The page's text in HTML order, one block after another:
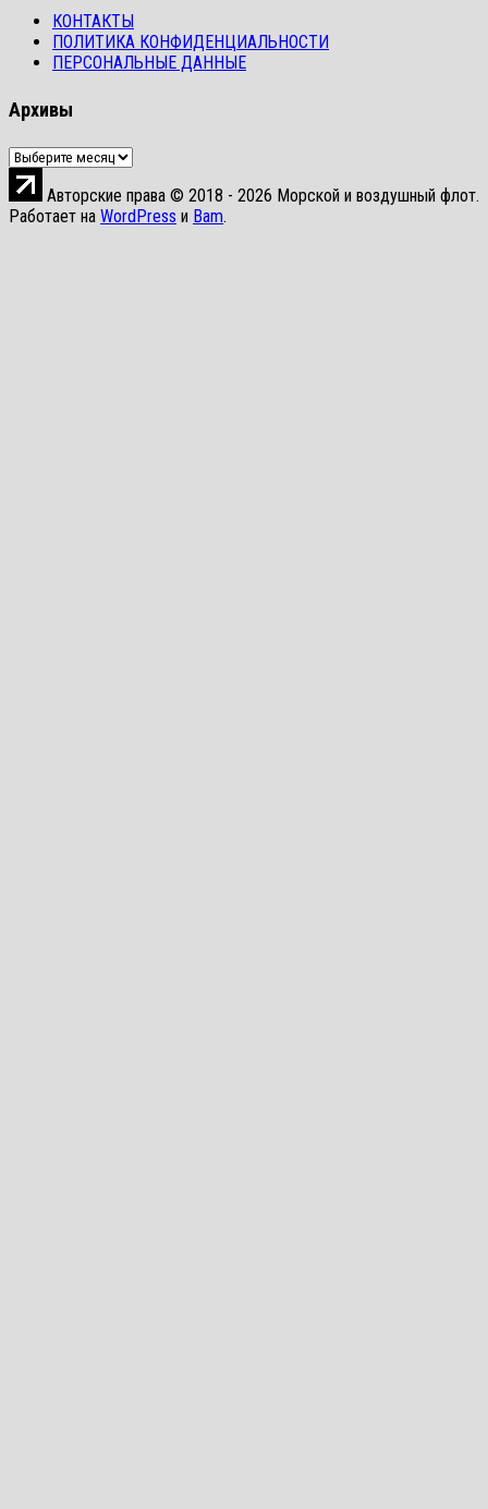
КОНТАКТЫ
ПОЛИТИКА КОНФИДЕНЦИАЛЬНОСТИ
ПЕРСОНАЛЬНЫЕ ДАННЫЕ
Архивы
Архивы
Авторские права © 2018 - 2026 Морской и воздушный флот.
Работает на WordPress и Bam.